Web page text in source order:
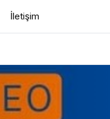
İletişim